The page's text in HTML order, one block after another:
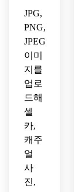
자연
스러
운 조
고해
상도
인물
사진
퀄리
티를
경험
할 수
있습
니다.
JPG,
PNG,
JPEG
이미
지를
업로
드해
셀
카,
캐주
얼
사
진,